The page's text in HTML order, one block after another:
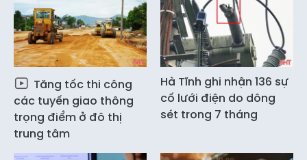
Tăng tốc thi công
các tuyến giao thông
trọng điểm ở đô thị
trung tâm
Hà Tĩnh ghi nhận 136 sự
cố lưới điện do dông
sét trong 7 tháng